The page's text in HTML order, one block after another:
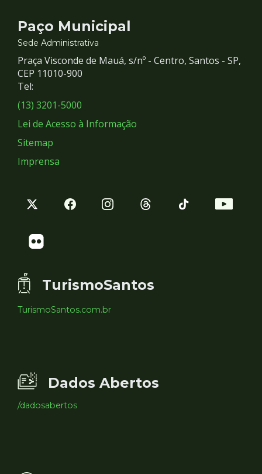
Contato
e
Redes
Sociais
Paço Municipal
Sede Administrativa
Praça Visconde de Mauá, s/nº - Centro, Santos - SP,
CEP 11010-900
Tel:
(13) 3201-5000
Lei de Acesso à Informação
Sitemap
Imprensa
TurismoSantos
TurismoSantos.com.br
Dados Abertos
/dadosabertos